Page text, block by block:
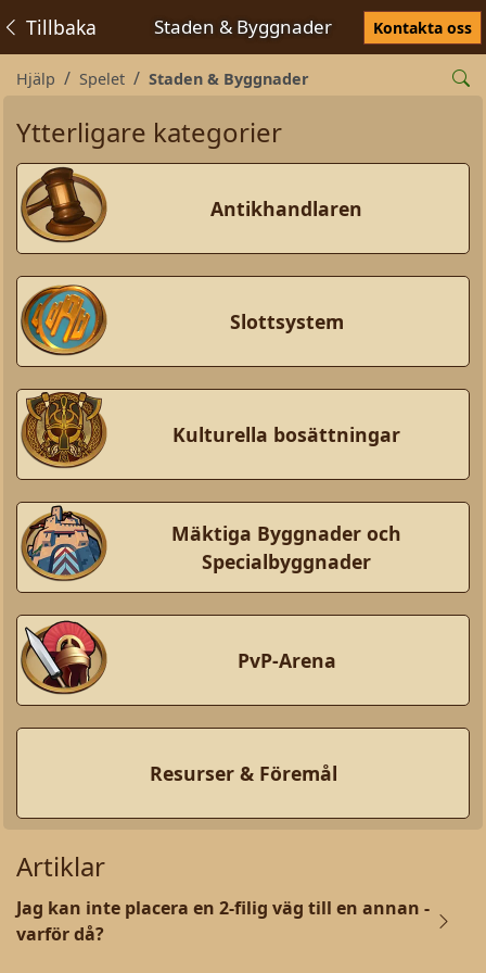
Staden & Byggnader
Tillbaka Kontakta oss
Hjälp Spelet Staden & Byggnader
Ytterligare kategorier
Antikhandlaren
Slottsystem
Kulturella bosättningar
Mäktiga Byggnader och
Specialbyggnader
PvP-Arena
Resurser & Föremål
Artiklar
Jag kan inte placera en 2-filig väg till en annan -
varför då?